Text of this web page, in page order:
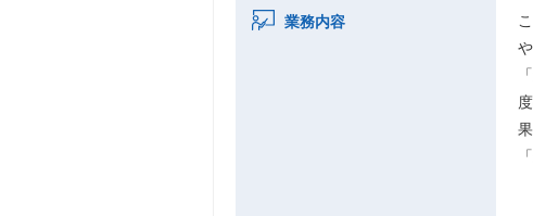
業務内容